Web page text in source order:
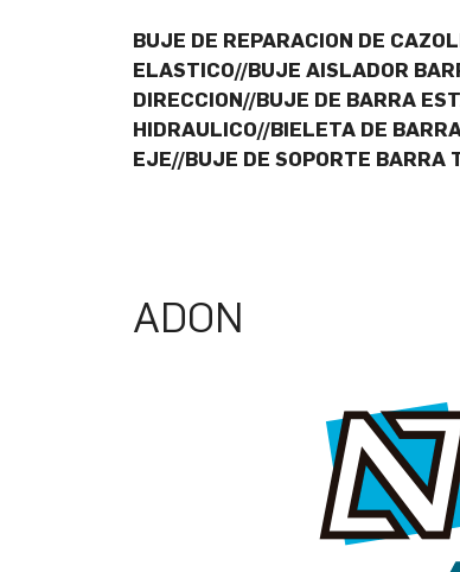
BUJE DE REPARACION DE
ELASTICO//BUJE AISLADOR
DIRECCION//BUJE DE BARRA
HIDRAULICO//BIELETA DE
EJE//BUJE DE SOPORTE BARRA
ADON